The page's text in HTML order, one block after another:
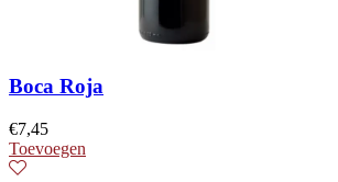
Boca Roja
€7,45
Toevoegen